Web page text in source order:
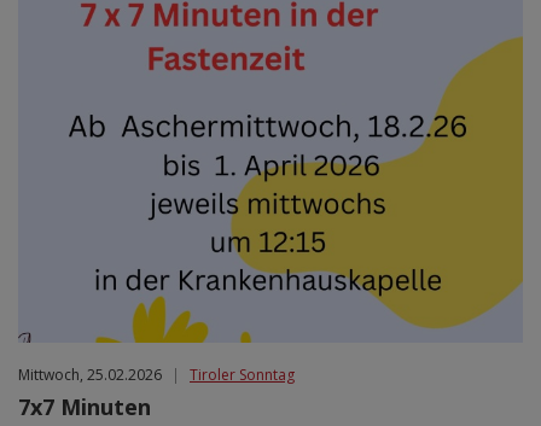
Mittwoch, 25.02.2026 | Tiroler Sonntag
7x7 Minuten